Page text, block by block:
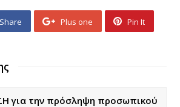
Share Plus one Pin It
για την πρόσληψη προσωπικού